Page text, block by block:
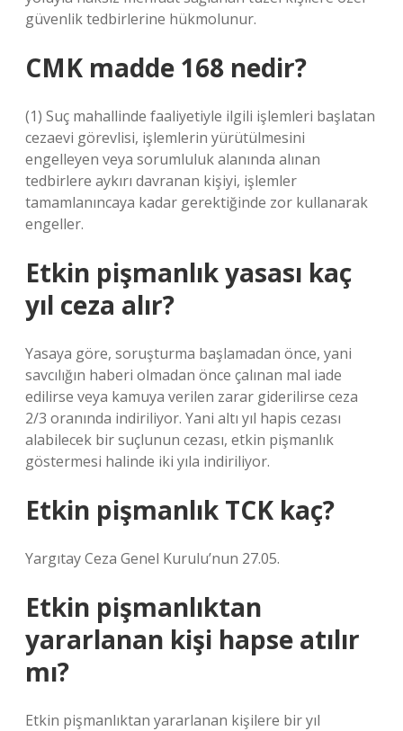
güvenlik tedbirlerine hükmolunur.
CMK madde 168 nedir?
(1) Suç mahallinde faaliyetiyle ilgili işlemleri başlatan
cezaevi görevlisi, işlemlerin yürütülmesini
engelleyen veya sorumluluk alanında alınan
tedbirlere aykırı davranan kişiyi, işlemler
tamamlanıncaya kadar gerektiğinde zor kullanarak
engeller.
Etkin pişmanlık yasası kaç
yıl ceza alır?
Yasaya göre, soruşturma başlamadan önce, yani
savcılığın haberi olmadan önce çalınan mal iade
edilirse veya kamuya verilen zarar giderilirse ceza
2/3 oranında indiriliyor. Yani altı yıl hapis cezası
alabilecek bir suçlunun cezası, etkin pişmanlık
göstermesi halinde iki yıla indiriliyor.
Etkin pişmanlık TCK kaç?
Yargıtay Ceza Genel Kurulu’nun 27.05.
Etkin pişmanlıktan
yararlanan kişi hapse atılır
mı?
Etkin pişmanlıktan yararlanan kişilere bir yıl